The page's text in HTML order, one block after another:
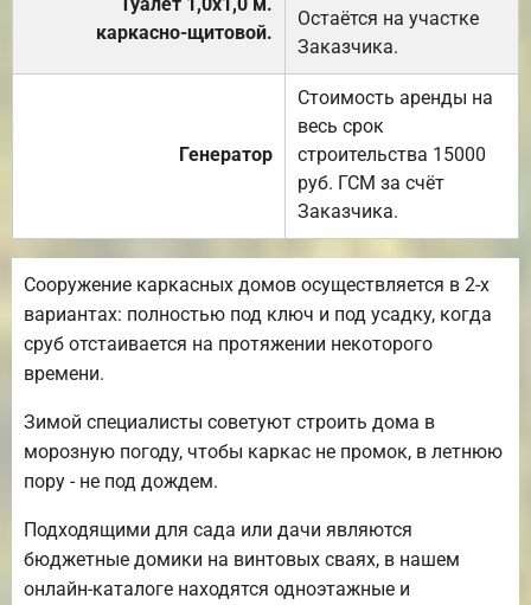
каркасно-щитовой.
Остаётся на участке
Заказчика.
Генератор
Стоимость аренды на
весь срок
строительства 15000
руб. ГСМ за счёт
Заказчика.
Сооружение каркасных домов осуществляется в 2-х
вариантах: полностью под ключ и под усадку, когда
сруб отстаивается на протяжении некоторого
времени.
Зимой специалисты советуют строить дома в
морозную погоду, чтобы каркас не промок, в летнюю
пору - не под дождем.
Подходящими для сада или дачи являются
бюджетные домики на винтовых сваях, в нашем
онлайн-каталоге находятся одноэтажные и